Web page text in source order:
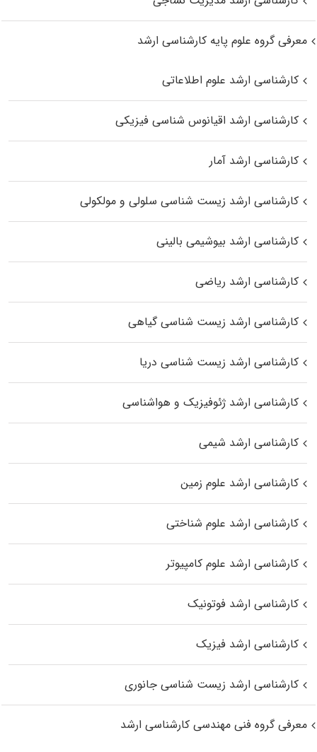
معرفی گروه علوم پایه کارشناسی ارشد
کارشناسی ارشد علوم اطلاعاتی
کارشناسی ارشد اقیانوس‌ شناسی فیزیکی
کارشناسی ارشد آمار
کارشناسی ارشد زیست شناسی سلولی و مولکولی
کارشناسی ارشد بیوشیمی بالینی
کارشناسی ارشد ریاضی
کارشناسی ارشد زیست‌ شناسی گیاهی
کارشناسی ارشد زیست‌ شناسی دریا
کارشناسی ارشد ژئوفیزیک و هواشناسی
کارشناسی ارشد شیمی
کارشناسی ارشد علوم زمین
کارشناسی ارشد علوم شناختی
کارشناسی ارشد علوم کامپیوتر
کارشناسی ارشد فوتونیک
کارشناسی ارشد فیزیک
کارشناسی ارشد زیست‌ شناسی جانوری
معرفی گروه فنی مهندسی کارشناسی ارشد